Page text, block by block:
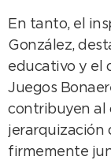
En tanto, el
González,
educativo y el
Juegos
contribuyen al
jerarquización
firmemente